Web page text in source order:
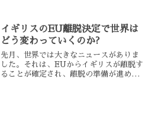
い長いだけの残業やサー...
イギリスのEU離脱決定で世界は
どう変わっていくのか?
先月、世界では大きなニュースがありま
した。それは、EUからイギリスが離脱す
ることが確定され、離脱の準備が進めら